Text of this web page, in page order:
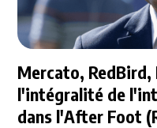
Mercato,
l'intégralité de
dans l'After Foot